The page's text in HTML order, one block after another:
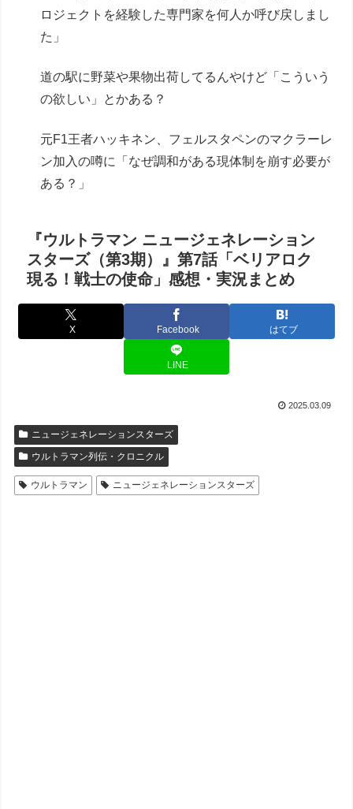
ロジェクトを経験した専門家を何人か呼び戻しまし
た」
道の駅に野菜や果物出荷してるんやけど「こういう
の欲しい」とかある？
元F1王者ハッキネン、フェルスタペンのマクラーレ
ン加入の噂に「なぜ調和がある現体制を崩す必要が
ある？」
『ウルトラマン ニュージェネレーション
スターズ（第3期）』第7話「ベリアロク
現る！戦士の使命」感想・実況まとめ
X Facebook はてブ
LINE
2025.03.09
ニュージェネレーションスターズ
ウルトラマン列伝・クロニクル
ウルトラマン ニュージェネレーションスターズ